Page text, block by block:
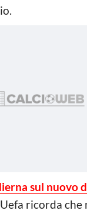
sul nuovo
ricorda